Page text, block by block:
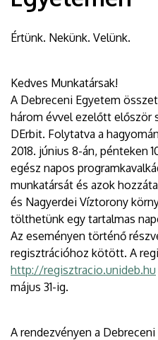
EGYETEM
Értünk. Nekünk. Velünk.
Kedves Munkatársak!
A Debreceni Egyetem
három évvel ezelőtt először
DErbit. Folytatva a
2018. június 8-án, pénteken
egész napos
munkatársát és azok
és Nagyerdei Víztorony
tölthetünk egy tartalmas
Az eseményen történő
regisztrációhoz kötött. A
http://regisztracio.unideb.hu
május 31-ig.
A rendezvényen a